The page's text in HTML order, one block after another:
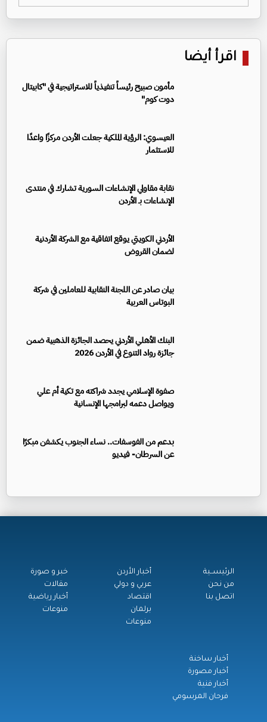
اقرأ أيضا
مأمون صبيح رئيساً تنفيذياً للاستراتيجية في "كابيتال
دوت كوم"
العيسوي: الرؤية الملكية جعلت الأردن مركزًا واعدًا
للاستثمار
نقابة مقاولي الإنشاءات السورية تشارك في منتدى
الإنشاءات بـ الأردن
الأردني الكويتي يوقع اتفاقية مع الشركة الأردنية
لضمان القروض
بيان صادر عن اللجنة النقابية للعاملين في شركة
البوتاس العربية
البنك الأهلي الأردني يحصد الجائزة الذهبية ضمن
جائزة رواد التنوع في الأردن 2026
صفوة الإسلامي يجدد شراكته مع تكية أم علي
ويواصل دعمه لبرامجها الإنسانية
بدعم من الفوسفات.. نساء الجنوب يكشفن مبكرًا
عن السرطان- فيديو
الرئيســية
من نحن
اتصل بنا
أخبار الأردن
عربي و دولي
اقتصاد
برلمان
منوعات
خبر و صورة
مقالات
أخبار رياضية
منوعات
أخبار ساخنة
أخبار مصورة
أخبار فنية
فرحان المرسومي